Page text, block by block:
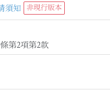
須知
非現行版本
第2項第2款